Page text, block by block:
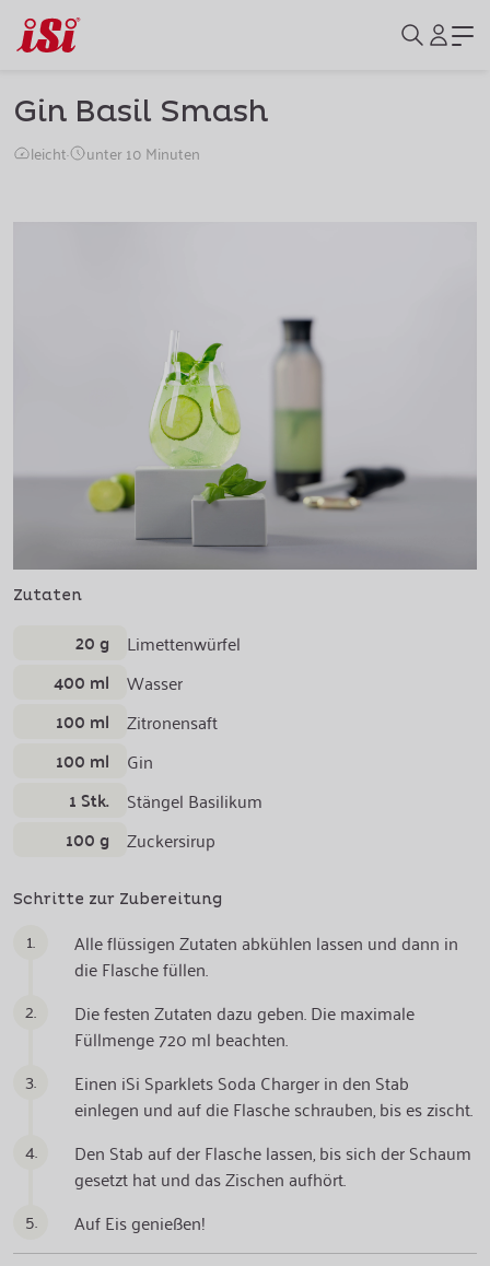
Gin Basil Smash
leicht· unter 10 Minuten
Zutaten
20 g Limettenwürfel
400 ml Wasser
100 ml Zitronensaft
100 ml Gin
1 Stk. Stängel Basilikum
100 g Zuckersirup
Schritte zur Zubereitung
1.
Alle flüssigen Zutaten abkühlen lassen und dann in
die Flasche füllen.
2.
Die festen Zutaten dazu geben. Die maximale
Füllmenge 720 ml beachten.
3.
Einen iSi Sparklets Soda Charger in den Stab
einlegen und auf die Flasche schrauben, bis es zischt.
4.
Den Stab auf der Flasche lassen, bis sich der Schaum
gesetzt hat und das Zischen aufhört.
5.
Auf Eis genießen!